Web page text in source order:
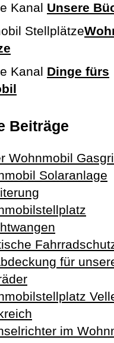
Unsere
Dinge fürs
Beiträge
Wohnmobil
Solaranlage
für
im